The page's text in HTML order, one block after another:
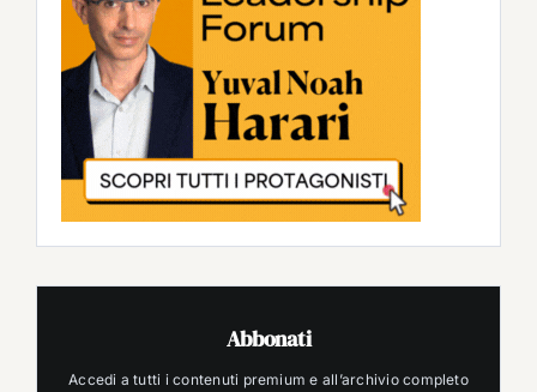
Abbonati
Accedi a tutti i contenuti premium e all’archivio completo